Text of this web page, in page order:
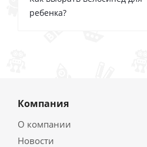
ребенка?
Компания
О компании
Новости